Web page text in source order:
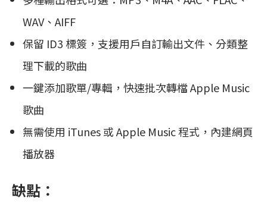
WAV、AIFF
保留 ID3 標簽，支援用戶自訂輸出文件、分類整
理下載的歌曲
一鍵添加歌單/專輯，快速批次轉檔 Apple Music
歌曲
無需使用 iTunes 或 Apple Music 程式，內建網頁
播放器
缺點：